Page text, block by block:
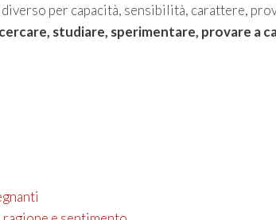
per capacità, sensibilità, carattere,
studiare, sperimentare, provare a